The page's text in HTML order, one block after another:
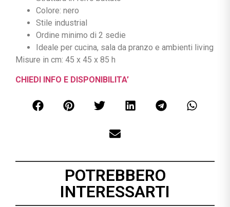
Colore: nero
Stile industrial
Ordine minimo di 2 sedie
Ideale per cucina, sala da pranzo e ambienti living
Misure in cm: 45 x 45 x 85 h
CHIEDI INFO E DISPONIBILITA’
POTREBBERO
INTERESSARTI